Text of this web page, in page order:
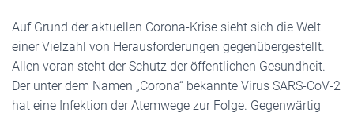
Auf Grund der aktuellen Corona-Krise sieht sich die Welt
einer Vielzahl von Herausforderungen gegenübergestellt.
Allen voran steht der Schutz der öffentlichen Gesundheit.
Der unter dem Namen „Corona“ bekannte Virus SARS-CoV-2
hat eine Infektion der Atemwege zur Folge. Gegenwärtig